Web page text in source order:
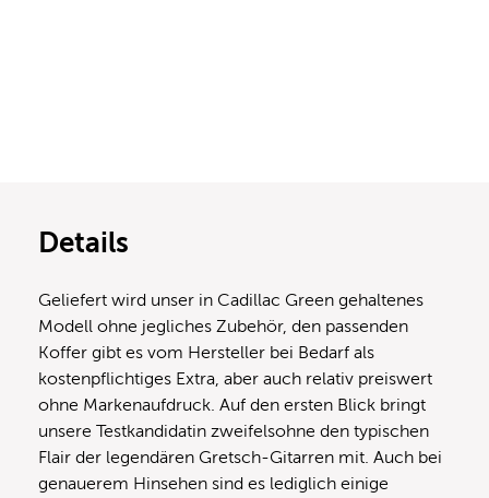
Details
Geliefert wird unser in Cadillac Green gehaltenes
Modell ohne jegliches Zubehör, den passenden
Koffer gibt es vom Hersteller bei Bedarf als
kostenpflichtiges Extra, aber auch relativ preiswert
ohne Markenaufdruck. Auf den ersten Blick bringt
unsere Testkandidatin zweifelsohne den typischen
Flair der legendären Gretsch-Gitarren mit. Auch bei
genauerem Hinsehen sind es lediglich einige